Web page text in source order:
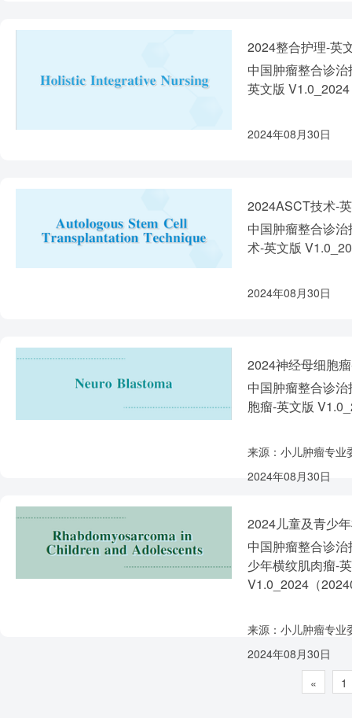
2024整合护理-英
中国肿瘤整合诊
英文版
2024年08月30日
2024ASCT技术-
中国肿瘤整合诊
术-英文版
2024年08月30日
2024神经母细胞
中国肿瘤整合诊
胞瘤-英文版
来源：小儿肿瘤专业
2024年08月30日
2024儿童及青少
中国肿瘤整合诊
少年横纹肌肉瘤-
V1.0_2024（
来源：小儿肿瘤专业
2024年08月30日
«
1